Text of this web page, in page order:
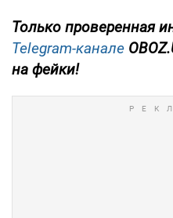
Только проверенная
Telegram-канале
на фейки!